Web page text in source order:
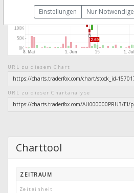
URL zu diesem Chart
URL zu dieser Chartanalyse
Charttool
ZEITRAUM
Zeiteinheit
Einstellungen Nur Notwendige